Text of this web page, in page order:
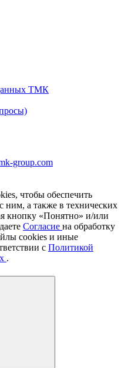
ТМК
group.com
чтобы обеспечить
ним, а также в технических
кнопку «Понятно» и/или
Согласие на обработку
cookies и иные
с Политикой
.